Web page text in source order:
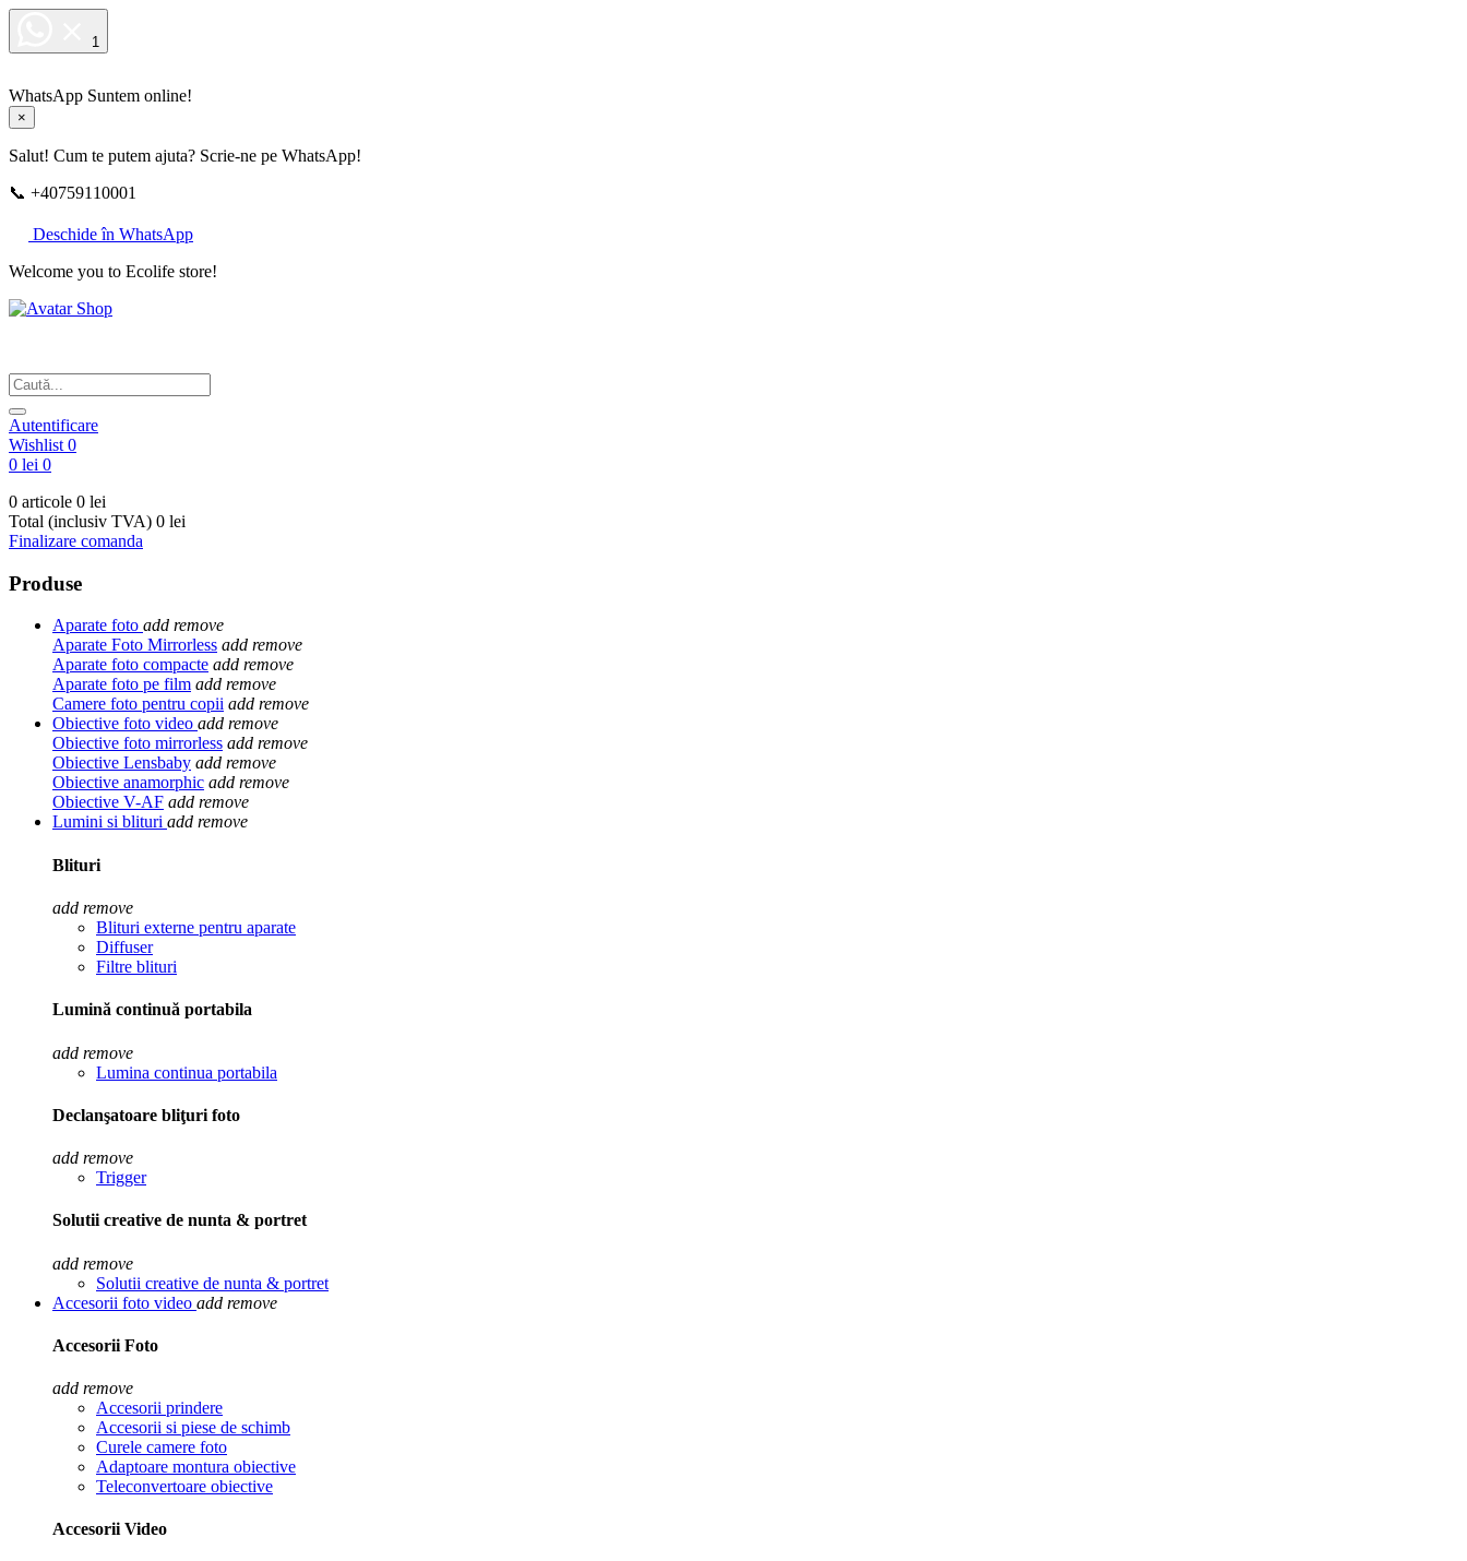
1
WhatsApp Suntem online!
×
Salut! Cum te putem ajuta? Scrie-ne pe WhatsApp!
📞 +40759110001
Deschide în WhatsApp
Welcome you to Ecolife store!
Autentificare
Wishlist 0
0 lei 0
0 articole 0 lei
Total (inclusiv TVA) 0 lei
Finalizare comanda
Produse
Aparate foto add remove
Aparate Foto Mirrorless add remove
Aparate foto compacte add remove
Aparate foto pe film add remove
Camere foto pentru copii add remove
Obiective foto video add remove
Obiective foto mirrorless add remove
Obiective Lensbaby add remove
Obiective anamorphic add remove
Obiective V-AF add remove
Lumini si blituri add remove
Blituri
add remove
Blituri externe pentru aparate
Diffuser
Filtre blituri
Lumină continuă portabila
add remove
Lumina continua portabila
Declanşatoare bliţuri foto
add remove
Trigger
Solutii creative de nunta & portret
add remove
Solutii creative de nunta & portret
Accesorii foto video add remove
Accesorii Foto
add remove
Accesorii prindere
Accesorii si piese de schimb
Curele camere foto
Adaptoare montura obiective
Teleconvertoare obiective
Accesorii Video